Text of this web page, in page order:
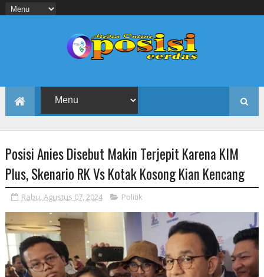
Posisi Anies Disebut Makin Terjepit Karena KIM
Plus, Skenario RK Vs Kotak Kosong Kian Kencang
Rabu, Agustus 07, 2024 Politik